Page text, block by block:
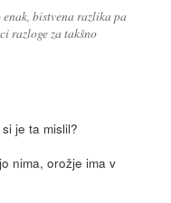
bistvena razlika pa
razloge za takšno
je ta mislil?
nima, orožje ima v